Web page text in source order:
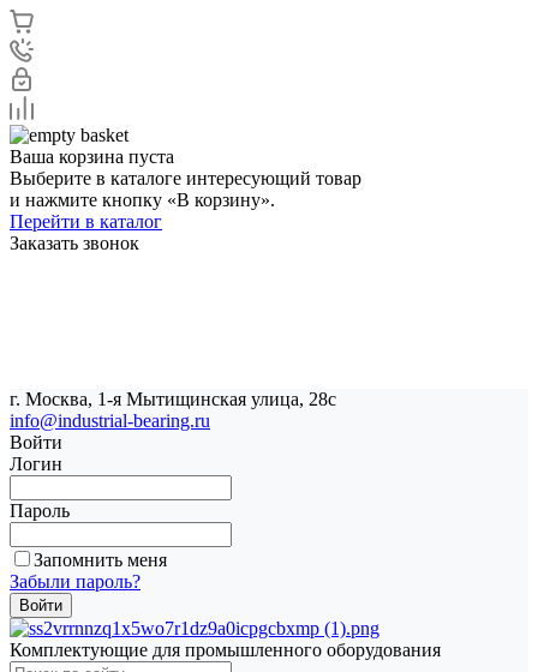
Ваша корзина пуста
Выберите в каталоге интересующий товар
и нажмите кнопку «В корзину».
Перейти в каталог
Заказать звонок
г. Москва, 1-я Мытищинская улица, 28с
info@industrial-bearing.ru
Войти
Логин
Пароль
Запомнить меня
Забыли пароль?
Комплектующие для промышленного оборудования